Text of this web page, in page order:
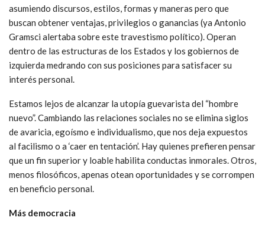
asumiendo discursos, estilos, formas y maneras pero que
buscan obtener ventajas, privilegios o ganancias (ya Antonio
Gramsci alertaba sobre este travestismo político). Operan
dentro de las estructuras de los Estados y los gobiernos de
izquierda medrando con sus posiciones para satisfacer su
interés personal.
Estamos lejos de alcanzar la utopía guevarista del “hombre
nuevo”. Cambiando las relaciones sociales no se elimina siglos
de avaricia, egoísmo e individualismo, que nos deja expuestos
al facilismo o a ‘caer en tentación’. Hay quienes prefieren pensar
que un fin superior y loable habilita conductas inmorales. Otros,
menos filosóficos, apenas otean oportunidades y se corrompen
en beneficio personal.
Más democracia